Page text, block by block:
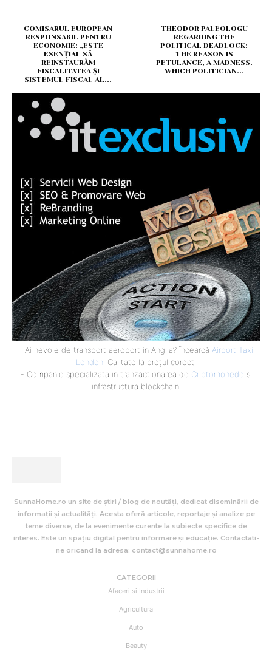
COMISARUL EUROPEAN
RESPONSABIL PENTRU
ECONOMIE: „ESTE
ESENȚIAL SĂ
REINSTAURĂM
FISCALITATEA ȘI
SISTEMUL FISCAL AL...
THEODOR PALEOLOGU
REGARDING THE
POLITICAL DEADLOCK:
THE REASON IS
PETULANCE, A MADNESS.
WHICH POLITICIAN...
- Ai nevoie de transport aeroport in Anglia? Încearcă Airport Taxi
London. Calitate la prețul corect.
- Companie specializata in tranzactionarea de Criptomonede si
infrastructura blockchain.
SunnaHome.ro un site de știri / blog de noutăți, dedicat diseminării de
informații și actualități. Acesta oferă articole, reportaje și analize pe
teme diverse, de la evenimente curente la subiecte specifice de
interes. Este un spațiu digital pentru informare și educație. Contactati-
ne oricand la adresa: contact@sunnahome.ro
CATEGORII
Afaceri si Industrii
Agricultura
Auto
Beauty